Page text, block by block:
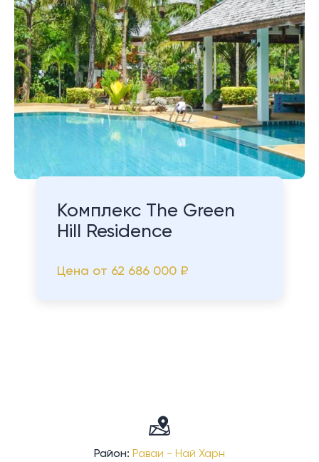
Комплекс The Green
Hill Residence
Цена от 62 686 000 ₽
Район: Раваи - Най Харн